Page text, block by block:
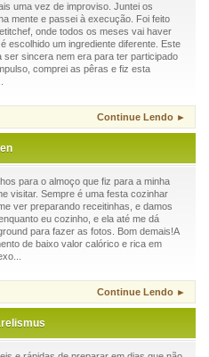
uma vez de improviso. Juntei os
mente e passei à execução. Foi feito
onde todos os meses vai haver
escolhido um ingrediente diferente. Este
ser sincera nem era para ter participado
comprei as pêras e fiz esta
Continue Lendo ►
para o almoço que fiz para a minha
visitar. Sempre é uma festa cozinhar
ver preparando receitinhas, e damos
eu cozinho, e ela até me dá
para fazer as fotos. Bom demais!A
de baixo valor calórico e rica em
Continue Lendo ►